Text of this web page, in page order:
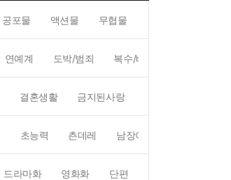
공포물 액션물 무협물
연예계 도박/범죄 복수/배신
결혼생활 금지된사랑
초능력 츤데레 남장여자
드라마화 영화화 단편